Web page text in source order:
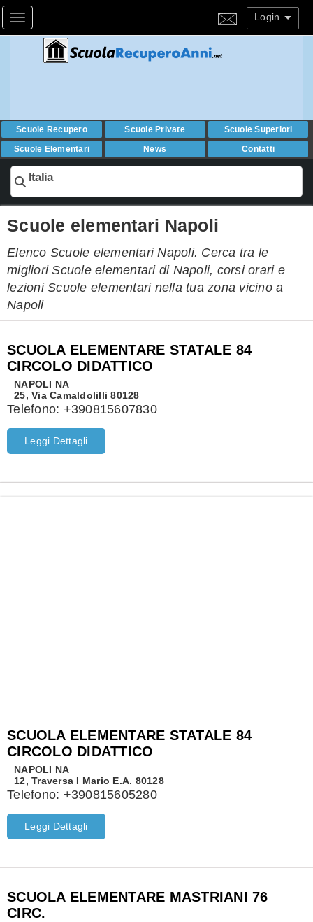
Toggle navigation Login
Scuole Recupero Scuole Private
Scuole Superiori
Scuole Elementari
News Contatti
Italia
Scuole elementari Napoli
Elenco Scuole elementari Napoli. Cerca tra le
migliori Scuole elementari di Napoli, corsi orari e
lezioni Scuole elementari nella tua zona vicino a
Napoli
SCUOLA ELEMENTARE STATALE 84
CIRCOLO DIDATTICO
NAPOLI
NA
25, Via Camaldolilli 80128
Telefono: +390815607830
Leggi Dettagli
SCUOLA ELEMENTARE STATALE 84
CIRCOLO DIDATTICO
NAPOLI
NA
12, Traversa I Mario E.A. 80128
Telefono: +390815605280
Leggi Dettagli
SCUOLA ELEMENTARE MASTRIANI 76
CIRC.